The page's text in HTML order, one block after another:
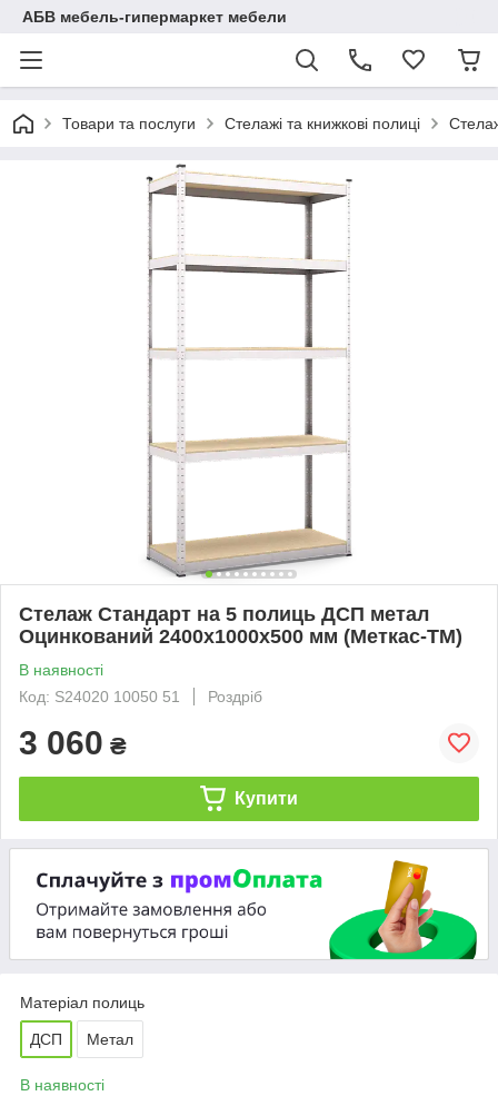
АБВ мебель-гипермаркет мебели
Товари та послуги Стелажі та книжкові полиці
Стелаж Стандарт на 5 полиць ДСП метал
Оцинкований 2400х1000х500 мм (Меткас-ТМ)
В наявності
Код: S24020 10050 51
Роздріб
3 060 ₴
Купити
Матеріал полиць
ДСП Метал
В наявності